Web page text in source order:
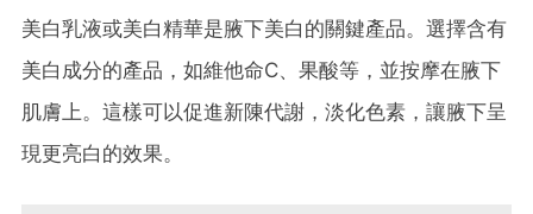
美白乳液或美白精華是腋下美白的關鍵產品。選擇含有
美白成分的產品，如維他命C、果酸等，並按摩在腋下
肌膚上。這樣可以促進新陳代謝，淡化色素，讓腋下呈
現更亮白的效果。